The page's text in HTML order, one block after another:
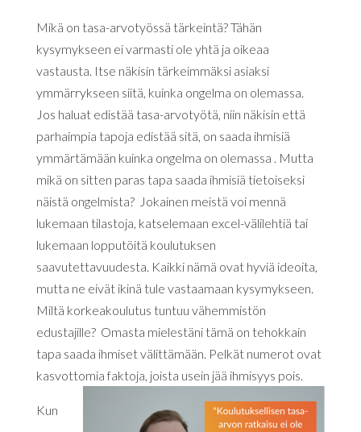
Mikä on tasa-arvotyössä tärkeintä? Tähän
kysymykseen ei varmasti ole yhtä ja oikeaa
vastausta. Itse näkisin tärkeimmäksi asiaksi
ymmärrykseen siitä, kuinka ongelma on olemassa.
Jos haluat edistää tasa-arvotyötä, niin näkisin että
parhaimpia tapoja edistää sitä, on saada ihmisiä
ymmärtämään kuinka ongelma on olemassa . Mutta
mikä on sitten paras tapa saada ihmisiä tietoiseksi
näistä ongelmista? Jokainen meistä voi mennä
lukemaan tilastoja, katselemaan excel-välilehtiä tai
lukemaan lopputöitä koulutuksen
saavutettavuudesta. Kaikki nämä ovat hyviä ideoita,
mutta ne eivät ikinä tule vastaamaan kysymykseen.
Miltä korkeakoulutus tuntuu vähemmistön
edustajille? Omasta mielestäni tämä on tehokkain
tapa saada ihmiset välittämään. Pelkät numerot ovat
kasvottomia faktoja, joista usein jää ihmisyys pois.
Kun